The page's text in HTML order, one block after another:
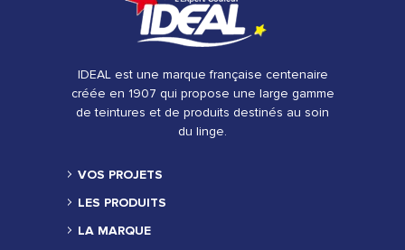
IDEAL est une marque française centenaire
créée en 1907 qui propose une large gamme
de teintures et de produits destinés au soin
du linge.
VOS PROJETS
LES PRODUITS
LA MARQUE